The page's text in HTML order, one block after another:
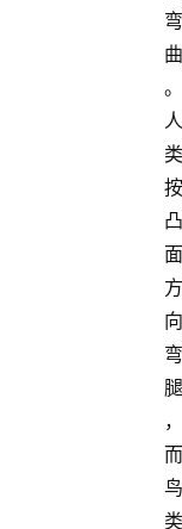
弯
曲
。
人
类
按
凸
面
方
向
弯
腿
，
而
鸟
类